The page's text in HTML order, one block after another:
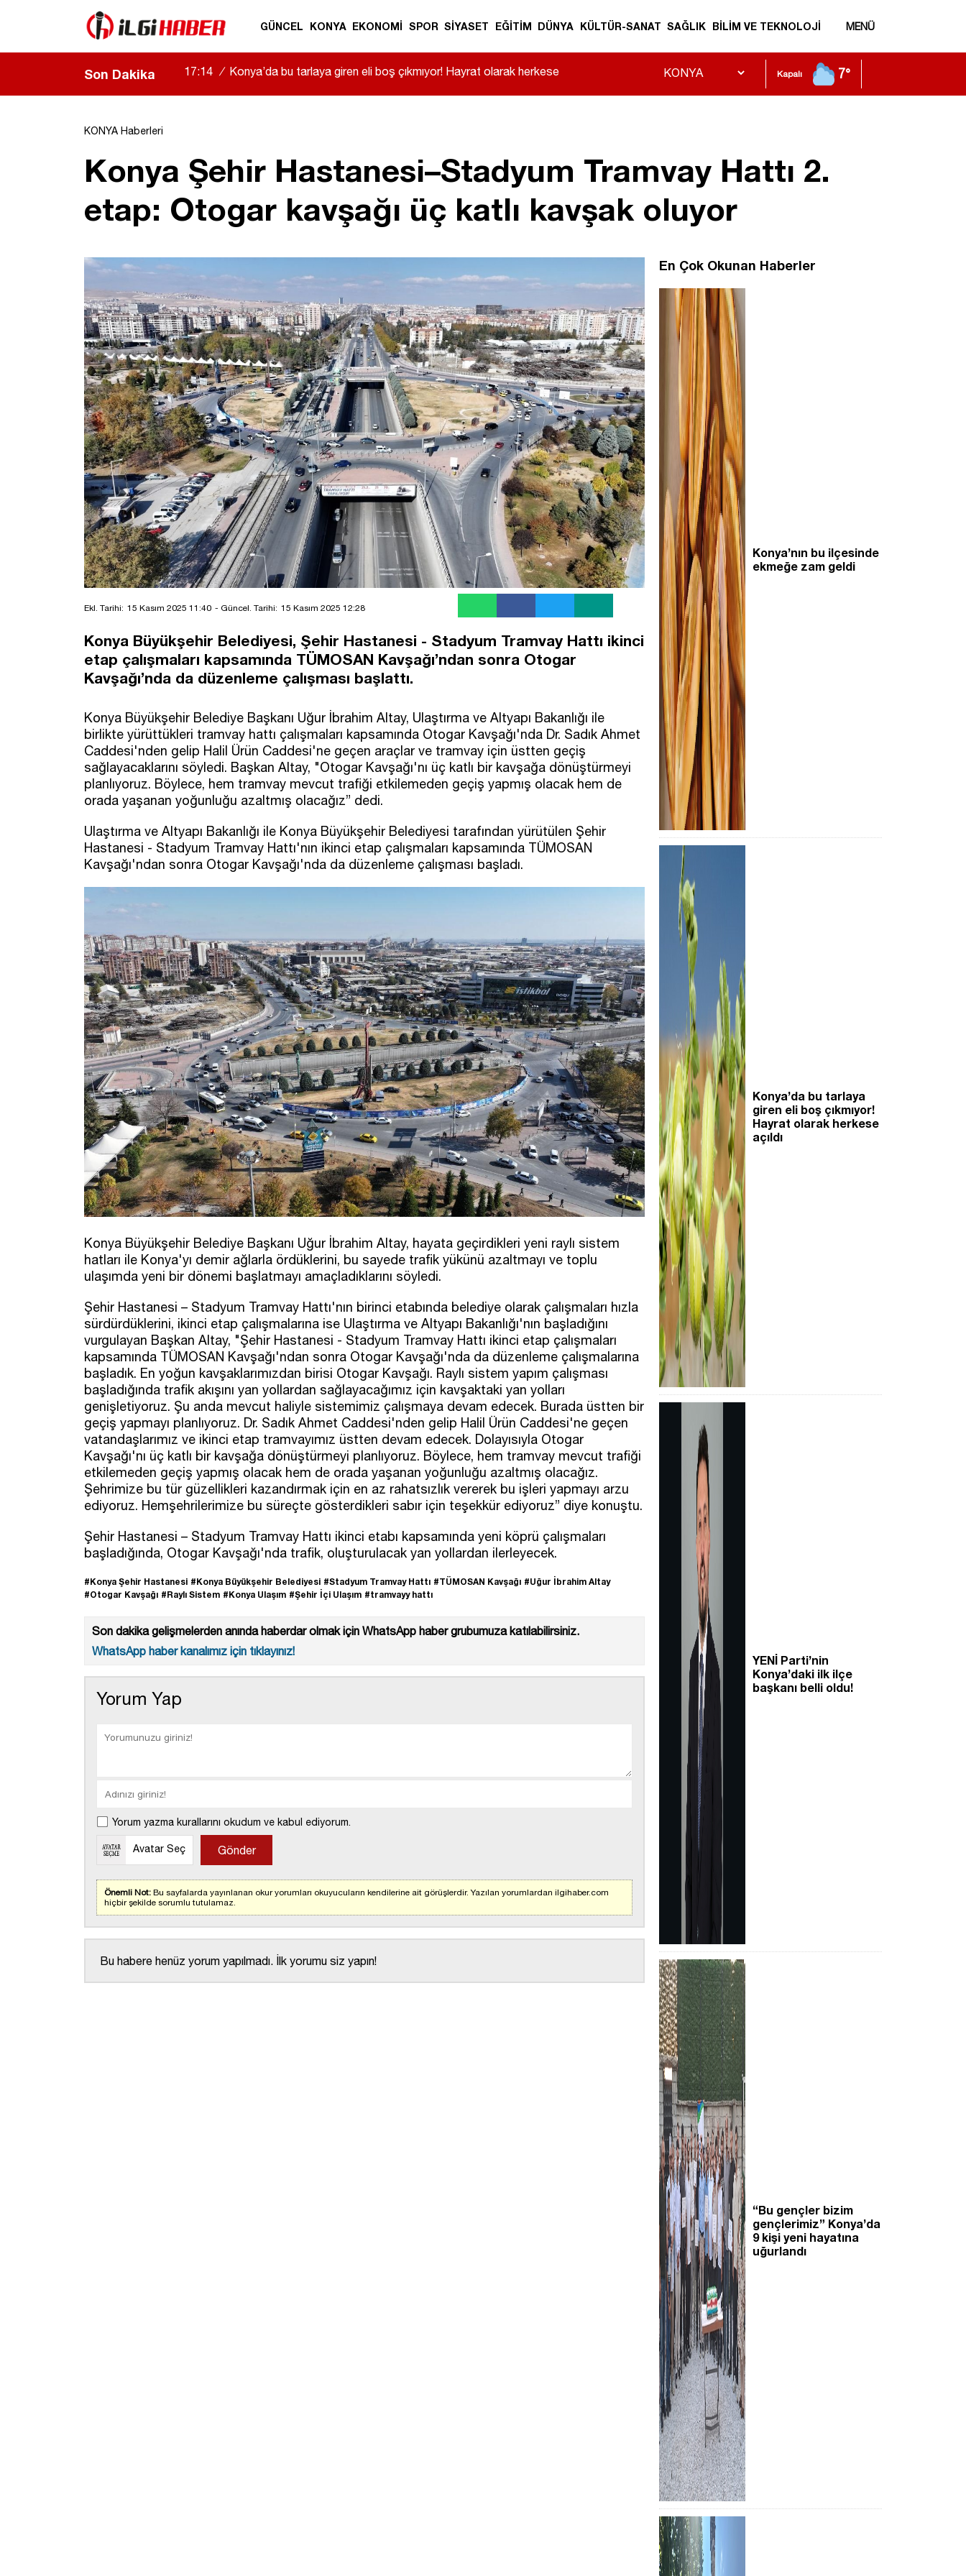
GÜNCEL KONYA EKONOMİ SPOR SİYASET EĞİTİM DÜNYA KÜLTÜR-SANAT SAĞLIK BİLİM VE TEKNOLOJİ MENÜ
Son Dakika 17:14 / Konya’da bu tarlaya giren eli boş çıkmıyor! Hayrat olarak herkese
açıldı |
Kapalı 7°
KONYA Haberleri
Konya Şehir Hastanesi–Stadyum Tramvay Hattı 2.
etap: Otogar kavşağı üç katlı kavşak oluyor
Ekl. Tarihi: 15 Kasım 2025 11:40 - Güncel. Tarihi: 15 Kasım 2025 12:28
Konya Büyükşehir Belediyesi, Şehir Hastanesi - Stadyum Tramvay Hattı ikinci
etap çalışmaları kapsamında TÜMOSAN Kavşağı’ndan sonra Otogar
Kavşağı’nda da düzenleme çalışması başlattı.
Konya Büyükşehir Belediye Başkanı Uğur İbrahim Altay, Ulaştırma ve Altyapı Bakanlığı ile
birlikte yürüttükleri tramvay hattı çalışmaları kapsamında Otogar Kavşağı'nda Dr. Sadık Ahmet
Caddesi'nden gelip Halil Ürün Caddesi'ne geçen araçlar ve tramvay için üstten geçiş
sağlayacaklarını söyledi. Başkan Altay, "Otogar Kavşağı'nı üç katlı bir kavşağa dönüştürmeyi
planlıyoruz. Böylece, hem tramvay mevcut trafiği etkilemeden geçiş yapmış olacak hem de
orada yaşanan yoğunluğu azaltmış olacağız” dedi.
Ulaştırma ve Altyapı Bakanlığı ile Konya Büyükşehir Belediyesi tarafından yürütülen Şehir
Hastanesi - Stadyum Tramvay Hattı'nın ikinci etap çalışmaları kapsamında TÜMOSAN
Kavşağı'ndan sonra Otogar Kavşağı'nda da düzenleme çalışması başladı.
Konya Büyükşehir Belediye Başkanı Uğur İbrahim Altay, hayata geçirdikleri yeni raylı sistem
hatları ile Konya'yı demir ağlarla ördüklerini, bu sayede trafik yükünü azaltmayı ve toplu
ulaşımda yeni bir dönemi başlatmayı amaçladıklarını söyledi.
Şehir Hastanesi – Stadyum Tramvay Hattı'nın birinci etabında belediye olarak çalışmaları hızla
sürdürdüklerini, ikinci etap çalışmalarına ise Ulaştırma ve Altyapı Bakanlığı'nın başladığını
vurgulayan Başkan Altay, "Şehir Hastanesi - Stadyum Tramvay Hattı ikinci etap çalışmaları
kapsamında TÜMOSAN Kavşağı'ndan sonra Otogar Kavşağı'nda da düzenleme çalışmalarına
başladık. En yoğun kavşaklarımızdan birisi Otogar Kavşağı. Raylı sistem yapım çalışması
başladığında trafik akışını yan yollardan sağlayacağımız için kavşaktaki yan yolları
genişletiyoruz. Şu anda mevcut haliyle sistemimiz çalışmaya devam edecek. Burada üstten bir
geçiş yapmayı planlıyoruz. Dr. Sadık Ahmet Caddesi'nden gelip Halil Ürün Caddesi'ne geçen
vatandaşlarımız ve ikinci etap tramvayımız üstten devam edecek. Dolayısıyla Otogar
Kavşağı'nı üç katlı bir kavşağa dönüştürmeyi planlıyoruz. Böylece, hem tramvay mevcut trafiği
etkilemeden geçiş yapmış olacak hem de orada yaşanan yoğunluğu azaltmış olacağız.
Şehrimize bu tür güzellikleri kazandırmak için en az rahatsızlık vererek bu işleri yapmayı arzu
ediyoruz. Hemşehrilerimize bu süreçte gösterdikleri sabır için teşekkür ediyoruz” diye konuştu.
Şehir Hastanesi – Stadyum Tramvay Hattı ikinci etabı kapsamında yeni köprü çalışmaları
başladığında, Otogar Kavşağı'nda trafik, oluşturulacak yan yollardan ilerleyecek.
#Konya Şehir Hastanesi #Konya Büyükşehir Belediyesi #Stadyum Tramvay Hattı #TÜMOSAN Kavşağı #Uğur İbrahim Altay
#Otogar Kavşağı #Raylı Sistem #Konya Ulaşım #Şehir İçi Ulaşım #tramvayy hattı
Son dakika gelişmelerden anında haberdar olmak için WhatsApp haber grubumuza katılabilirsiniz.
WhatsApp haber kanalımız için tıklayınız!
Yorum Yap
Yorum yazma kurallarını okudum ve kabul ediyorum.
Avatar Seç
Önemli Not: Bu sayfalarda yayınlanan okur yorumları okuyucuların kendilerine ait görüşlerdir. Yazılan yorumlardan ilgihaber.com
hiçbir şekilde sorumlu tutulamaz.
Bu habere henüz yorum yapılmadı. İlk yorumu siz yapın!
En Çok Okunan Haberler
Konya’nın bu ilçesinde
ekmeğe zam geldi
Konya’da bu tarlaya
giren eli boş çıkmıyor!
Hayrat olarak herkese
açıldı
YENİ Parti’nin
Konya’daki ilk ilçe
başkanı belli oldu!
“Bu gençler bizim
gençlerimiz” Konya’da
9 kişi yeni hayatına
uğurlandı